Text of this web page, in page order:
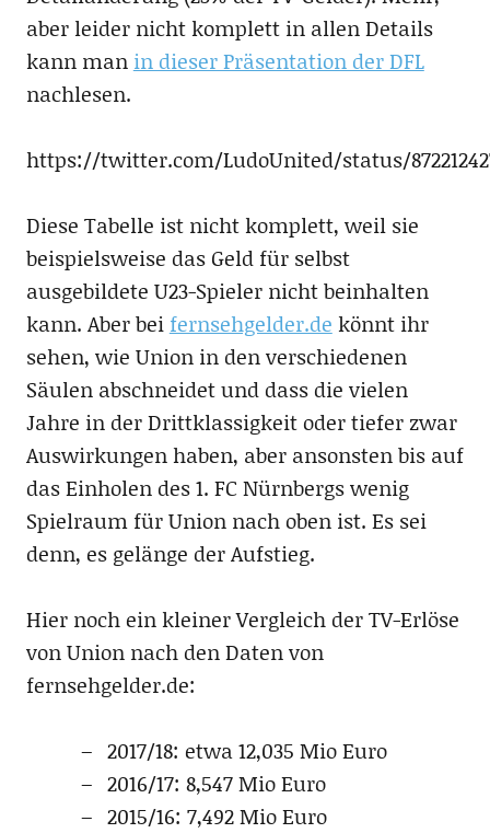
aber leider nicht komplett in allen Details
kann man in dieser Präsentation der DFL
nachlesen.
https://twitter.com/LudoUnited/status/
Diese Tabelle ist nicht komplett, weil sie
beispielsweise das Geld für selbst
ausgebildete U23-Spieler nicht beinhalten
kann. Aber bei fernsehgelder.de könnt ihr
sehen, wie Union in den verschiedenen
Säulen abschneidet und dass die vielen
Jahre in der Drittklassigkeit oder tiefer zwar
Auswirkungen haben, aber ansonsten bis auf
das Einholen des 1. FC Nürnbergs wenig
Spielraum für Union nach oben ist. Es sei
denn, es gelänge der Aufstieg.
Hier noch ein kleiner Vergleich der TV-Erlöse
von Union nach den Daten von
fernsehgelder.de:
2017/18: etwa 12,035 Mio Euro
2016/17: 8,547 Mio Euro
2015/16: 7,492 Mio Euro